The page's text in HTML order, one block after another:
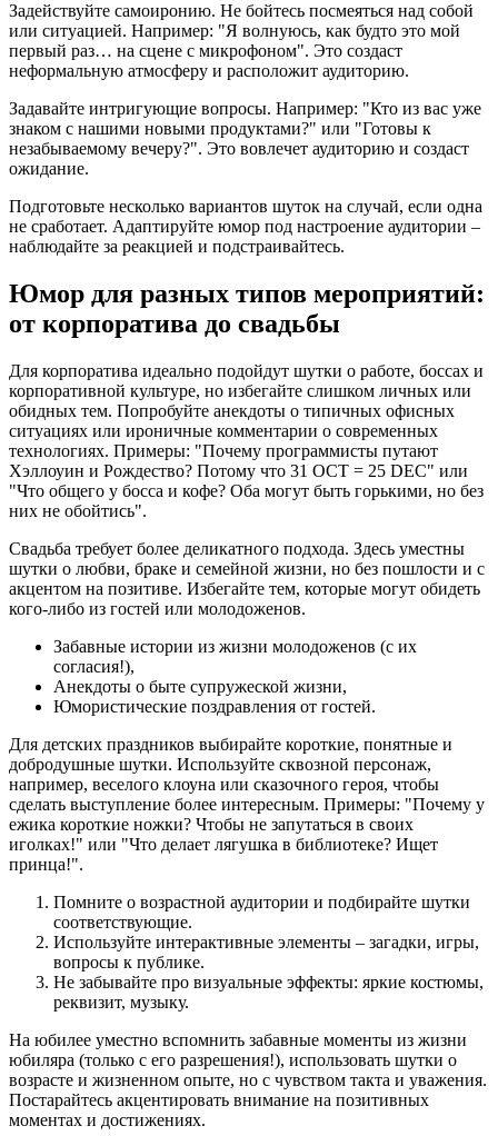
Задействуйте самоиронию. Не бойтесь посмеяться над собой
или ситуацией. Например: "Я волнуюсь, как будто это мой
первый раз… на сцене с микрофоном". Это создаст
неформальную атмосферу и расположит аудиторию.
Задавайте интригующие вопросы. Например: "Кто из вас уже
знаком с нашими новыми продуктами?" или "Готовы к
незабываемому вечеру?". Это вовлечет аудиторию и создаст
ожидание.
Подготовьте несколько вариантов шуток на случай, если одна
не сработает. Адаптируйте юмор под настроение аудитории –
наблюдайте за реакцией и подстраивайтесь.
Юмор для разных типов мероприятий:
от корпоратива до свадьбы
Для корпоратива идеально подойдут шутки о работе, боссах и
корпоративной культуре, но избегайте слишком личных или
обидных тем. Попробуйте анекдоты о типичных офисных
ситуациях или ироничные комментарии о современных
технологиях. Примеры: "Почему программисты путают
Хэллоуин и Рождество? Потому что 31 OCT = 25 DEC" или
"Что общего у босса и кофе? Оба могут быть горькими, но без
них не обойтись".
Свадьба требует более деликатного подхода. Здесь уместны
шутки о любви, браке и семейной жизни, но без пошлости и с
акцентом на позитиве. Избегайте тем, которые могут обидеть
кого-либо из гостей или молодоженов.
Забавные истории из жизни молодоженов (с их
согласия!),
Анекдоты о быте супружеской жизни,
Юмористические поздравления от гостей.
Для детских праздников выбирайте короткие, понятные и
добродушные шутки. Используйте сквозной персонаж,
например, веселого клоуна или сказочного героя, чтобы
сделать выступление более интересным. Примеры: "Почему у
ежика короткие ножки? Чтобы не запутаться в своих
иголках!" или "Что делает лягушка в библиотеке? Ищет
принца!".
Помните о возрастной аудитории и подбирайте шутки
соответствующие.
Используйте интерактивные элементы – загадки, игры,
вопросы к публике.
Не забывайте про визуальные эффекты: яркие костюмы,
реквизит, музыку.
На юбилее уместно вспомнить забавные моменты из жизни
юбиляра (только с его разрешения!), использовать шутки о
возрасте и жизненном опыте, но с чувством такта и уважения.
Постарайтесь акцентировать внимание на позитивных
моментах и достижениях.